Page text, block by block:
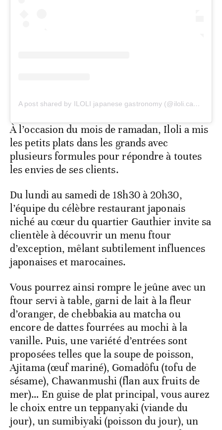
A post shared by ILOLI japanese gastronomy (@iloli.casablanca)
À l’occasion du mois de ramadan, Iloli a mis
les petits plats dans les grands avec
plusieurs formules pour répondre à toutes
les envies de ses clients.
Du lundi au samedi de 18h30 à 20h30,
l’équipe du célèbre restaurant japonais
niché au cœur du quartier Gauthier invite sa
clientèle à découvrir un menu ftour
d’exception, mêlant subtilement influences
japonaises et marocaines.
Vous pourrez ainsi rompre le jeûne avec un
ftour servi à table, garni de lait à la fleur
d’oranger, de chebbakia au matcha ou
encore de dattes fourrées au mochi à la
vanille. Puis, une variété d’entrées sont
proposées telles que la soupe de poisson,
Ajitama (œuf mariné), Gomadôfu (tofu de
sésame), Chawanmushi (flan aux fruits de
mer)… En guise de plat principal, vous aurez
le choix entre un teppanyaki (viande du
jour), un sumibiyaki (poisson du jour), un